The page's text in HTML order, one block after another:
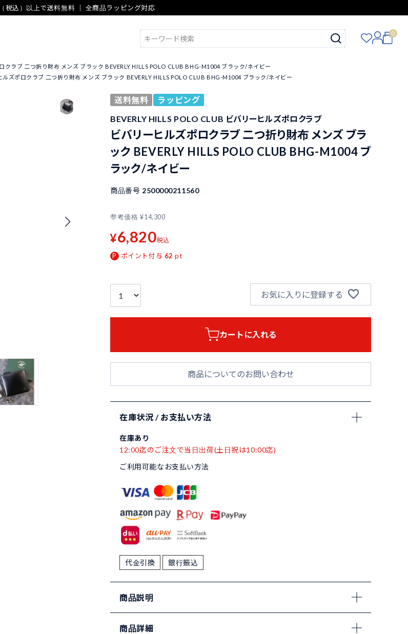
税込）以上で送料無料 ｜ 全商品ラッピング対応
0
クラブ 二つ折り財布 メンズ ブラック BEVERLY HILLS POLO CLUB BHG-M1004 ブラック/ネイビー
ルズポロクラブ 二つ折り財布 メンズ ブラック BEVERLY HILLS POLO CLUB BHG-M1004 ブラック/ネイビー
送料無料
ラッピング
BEVERLY HILLS POLO CLUB ビバリーヒルズポロクラブ
ビバリーヒルズポロクラブ 二つ折り財布 メンズ ブラ
ック BEVERLY HILLS POLO CLUB BHG-M1004 ブ
ラック/ネイビー
商品番号 2500000211560
参考価格 ¥14,300
¥6,820税込
ポイント付与 62 pt
お気に入りに登録する
カートに入れる
商品についてのお問い合わせ
在庫状況 / お支払い方法
在庫あり
12:00迄のご注文で当日出荷(土日祝は10:00迄)
ご利用可能なお支払い方法
代金引換 銀行振込
商品説明
商品詳細